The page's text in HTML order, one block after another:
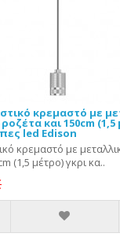
κρεμαστό με
και 150cm
led Edison
κρεμαστό με
(1,5 μέτρο) γκρι κα..